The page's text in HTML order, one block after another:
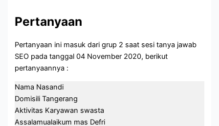
Pertanyaan
Pertanyaan ini masuk dari grup 2 saat sesi tanya jawab
SEO pada tanggal 04 November 2020, berikut
pertanyaannya :
Nama Nasandi
Domisili Tangerang
Aktivitas Karyawan swasta
Assalamualaikum mas Defri